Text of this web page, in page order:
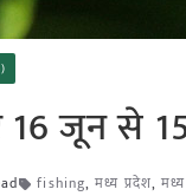
16 जून से
fishing,मध्य प्रदेश,